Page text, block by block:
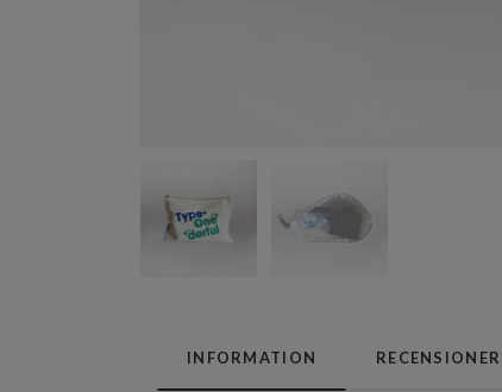
INFORMATION RECENSIONER